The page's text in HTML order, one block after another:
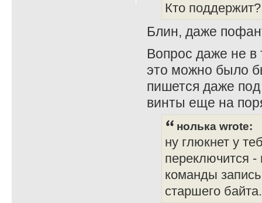
Кто поддержит?
Блин, даже
Вопрос даже не в
это можно было
пишется даже
винты еще на
нолька wrote:
ну глюкнет у
переключится
команды
старшего байта.